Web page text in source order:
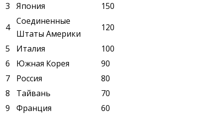
3
Япония
150
4
Соединенные
Штаты Америки
120
5
Италия
100
6
Южная Корея
90
7
Россия
80
8
Тайвань
70
9
Франция
60